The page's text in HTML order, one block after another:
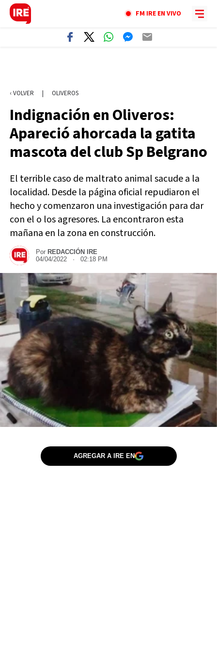
FM IRE EN VIVO
‹ VOLVER | OLIVEROS
Indignación en Oliveros:
Apareció ahorcada la gatita
mascota del club Sp Belgrano
El terrible caso de maltrato animal sacude a la
localidad. Desde la página oficial repudiaron el
hecho y comenzaron una investigación para dar
con el o los agresores. La encontraron esta
mañana en la zona en construcción.
Por REDACCIÓN IRE
04/04/2022 · 02:18 PM
AGREGAR A IRE EN